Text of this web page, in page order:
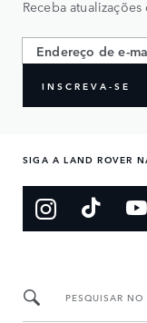
Receba
INSCREVA-SE
SIGA A LAND ROVER
PESQUISAR